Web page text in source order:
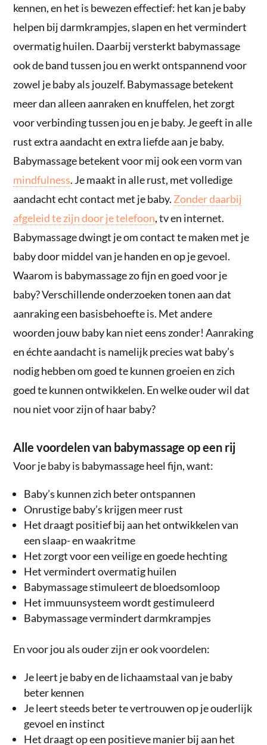
kennen, en het is bewezen effectief: het kan je baby
helpen bij darmkrampjes, slapen en het vermindert
overmatig huilen. Daarbij versterkt babymassage
ook de band tussen jou en werkt ontspannend voor
zowel je baby als jouzelf. Babymassage betekent
meer dan alleen aanraken en knuffelen, het zorgt
voor verbinding tussen jou en je baby. Je geeft in alle
rust extra aandacht en extra liefde aan je baby.
Babymassage betekent voor mij ook een vorm van
mindfulness. Je maakt in alle rust, met volledige
aandacht echt contact met je baby. Zonder daarbij
afgeleid te zijn door je telefoon, tv en internet.
Babymassage dwingt je om contact te maken met je
baby door middel van je handen en op je gevoel.
Waarom is babymassage zo fijn en goed voor je
baby? Verschillende onderzoeken tonen aan dat
aanraking een basisbehoefte is. Met andere
woorden jouw baby kan niet eens zonder! Aanraking
en échte aandacht is namelijk precies wat baby’s
nodig hebben om goed te kunnen groeien en zich
goed te kunnen ontwikkelen. En welke ouder wil dat
nou niet voor zijn of haar baby?
Alle voordelen van babymassage op een rij
Voor je baby is babymassage heel fijn, want:
Baby’s kunnen zich beter ontspannen
Onrustige baby’s krijgen meer rust
Het draagt positief bij aan het ontwikkelen van
een slaap- en waakritme
Het zorgt voor een veilige en goede hechting
Het vermindert overmatig huilen
Babymassage stimuleert de bloedsomloop
Het immuunsysteem wordt gestimuleerd
Babymassage vermindert darmkrampjes
En voor jou als ouder zijn er ook voordelen:
Je leert je baby en de lichaamstaal van je baby
beter kennen
Je leert steeds beter te vertrouwen op je ouderlijk
gevoel en instinct
Het draagt op een positieve manier bij aan het